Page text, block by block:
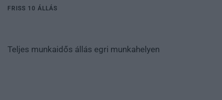
FRISS 10 ÁLLÁS
Teljes munkaidős állás egri munkahelyen